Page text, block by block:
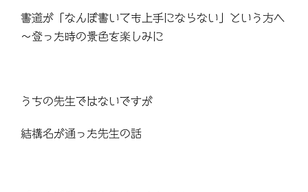
書道が「なんぼ書いても上手にならない」という方へ
～登った時の景色を楽しみに
うちの先生ではないですが
結構名が通った先生の話